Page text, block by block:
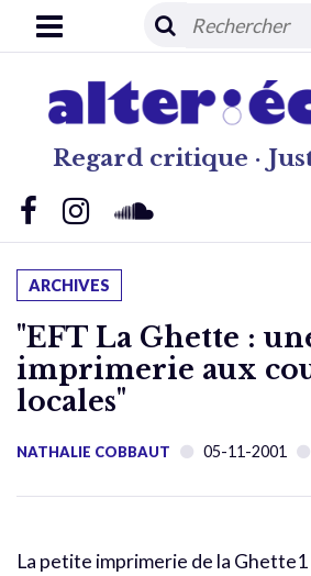
Regard critique ·
ARCHIVES
"EFT La Ghette :
imprimerie aux
locales"
NATHALIE COBBAUT 05-11-2001
La petite imprimerie de la